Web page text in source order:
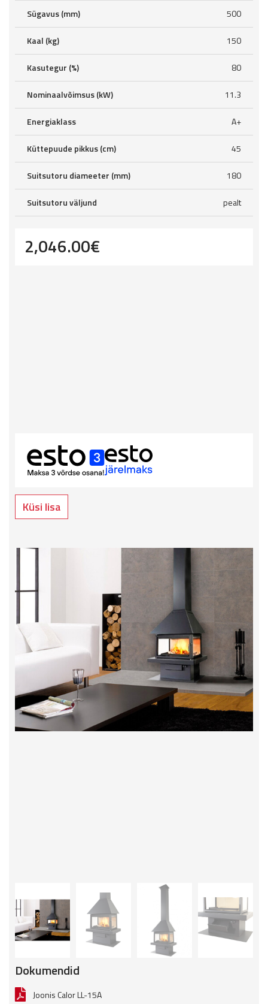
Sügavus (mm) 500
Kaal (kg) 150
Kasutegur (%) 80
Nominaalvõimsus (kW) 11.3
Energiaklass A+
Küttepuude pikkus (cm) 45
Suitsutoru diameeter (mm) 180
Suitsutoru väljund pealt
2,046.00€
Küsi lisa
Dokumendid
Joonis Calor LL-15A